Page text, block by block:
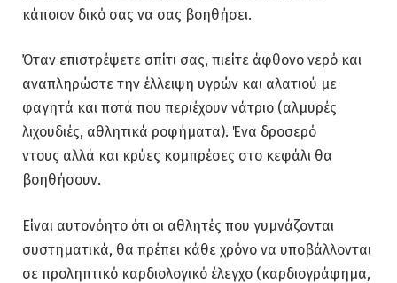
κάποιον δικό σας να σας βοηθήσει.
Όταν επιστρέψετε σπίτι σας, πιείτε άφθονο νερό και
αναπληρώστε την έλλειψη υγρών και αλατιού με
φαγητά και ποτά που περιέχουν νάτριο (αλμυρές
λιχουδιές, αθλητικά ροφήματα). Ένα δροσερό
ντους αλλά και κρύες κομπρέσες στο κεφάλι θα
βοηθήσουν.
Είναι αυτονόητο ότι οι αθλητές που γυμνάζονται
συστηματικά, θα πρέπει κάθε χρόνο να υποβάλλονται
σε προληπτικό καρδιολογικό έλεγχο (καρδιογράφημα,